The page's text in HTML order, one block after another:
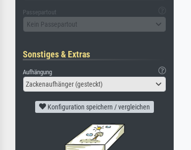
Passepartout
Kein Passepartout
Sonstiges & Extras
Aufhängung
Zackenaufhänger (gesteckt)
Konfiguration speichern / vergleichen